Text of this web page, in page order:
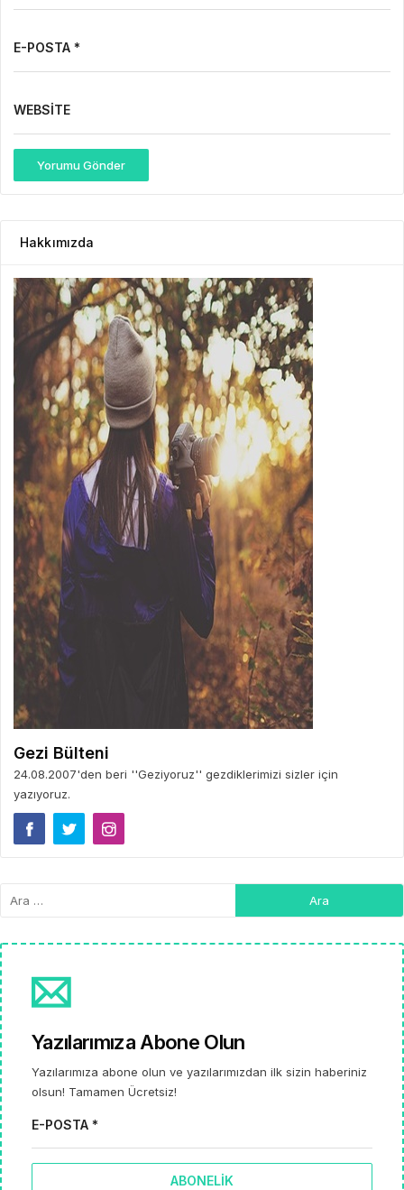
E-POSTA *
WEBSITE
Yorumu Gönder
Hakkımızda
Gezi Bülteni
24.08.2007'den beri ''Geziyoruz'' gezdiklerimizi sizler için
yazıyoruz.
Yazılarımıza Abone Olun
Yazılarımıza abone olun ve yazılarımızdan ilk sizin haberiniz
olsun! Tamamen Ücretsiz!
E-POSTA *
ABONELIK